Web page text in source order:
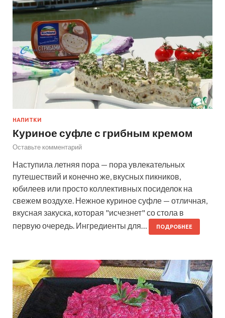
НАПИТКИ
Куриное суфле с грибным кремом
Оставьте комментарий
Наступила летняя пора — пора увлекательных
путешествий и конечно же, вкусных пикников,
юбилеев или просто коллективных посиделок на
свежем воздухе. Нежное куриное суфле — отличная,
вкусная закуска, которая "исчезнет" со стола в
первую очередь. Ингредиенты для…
ПОДРОБНЕЕ